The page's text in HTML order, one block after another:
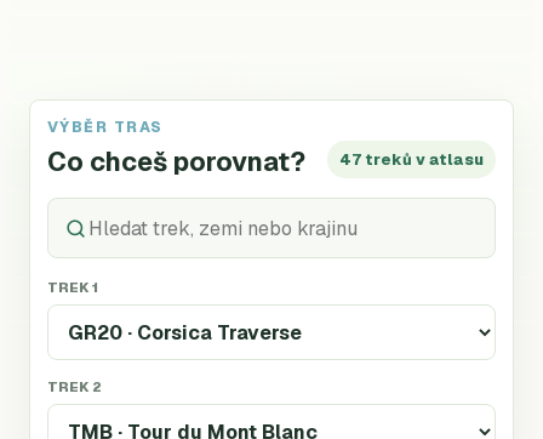
VÝBĚR TRAS
Co chceš porovnat? 47 treků v atlasu
TREK 1
TREK 2